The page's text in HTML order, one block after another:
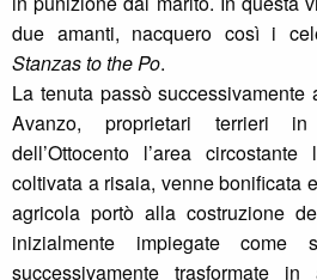
due amanti, nacquero così i
Stanzas to the Po.
La tenuta passò
Avanzo, proprietari terrieri
dell’Ottocento l’area
coltivata a risaia, venne bonificata
agricola portò alla costruzione
inizialmente impiegate
successivamente trasformate